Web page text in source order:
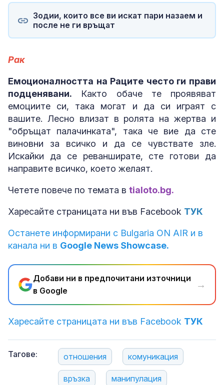
Зодии, които все ви искат пари назаем и
после не ги връщат
Рак
Емоционалността на Раците често ги прави
подценявани. Както обаче те проявяват
емоциите си, така могат и да си играят с
вашите. Лесно влизат в ролята на жертва и
"обръщат палачинката", така че вие да сте
виновни за всичко и да се чувствате зле.
Искайки да се реванширате, сте готови да
направите всичко, което желаят.
Четете повече по темата в tialoto.bg.
Харесайте страницата ни във Facebook ТУК
Останете информирани с Bulgaria ON AIR и в
канала ни в Google News Showcase.
Добави ни в предпочитани източници
в Google
→
Харесайте страницата ни във Facebook ТУК
Тагове: отношения комуникация
връзка манипулация